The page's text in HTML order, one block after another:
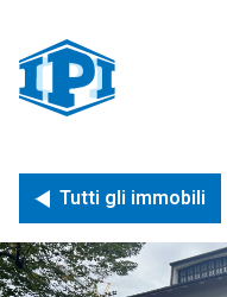
contenuto
principale
Briciole di pane
Tutti gli immobili